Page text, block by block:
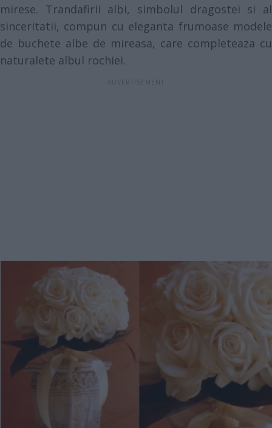
mirese. Trandafirii albi, simbolul dragostei si al
sinceritatii, compun cu eleganta frumoase modele
de buchete albe de mireasa, care completeaza cu
naturalete albul rochiei.